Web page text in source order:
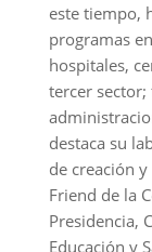
este tiempo,
programas
hospitales,
tercer
destaca su
de creación
Friend de la
Presidencia,
Educación y